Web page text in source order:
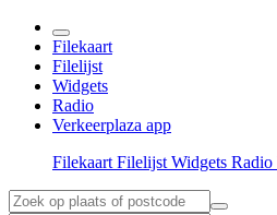
Filekaart
Filelijst
Widgets
Radio
Verkeerplaza app
Filekaart Filelijst Widgets Radio